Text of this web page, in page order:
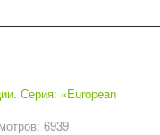
Серия: «European
6939